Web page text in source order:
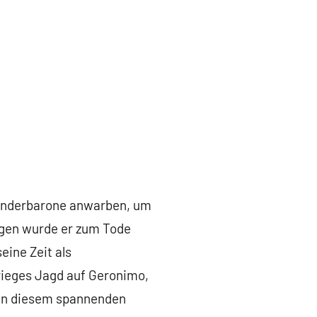
anwarben, um
wurde er zum Tode
Zeit als
Jagd auf Geronimo,
diesem spannenden